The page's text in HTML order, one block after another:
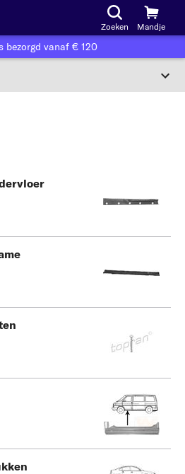
Zoeken Mandje
bezorgd vanaf € 120
Of